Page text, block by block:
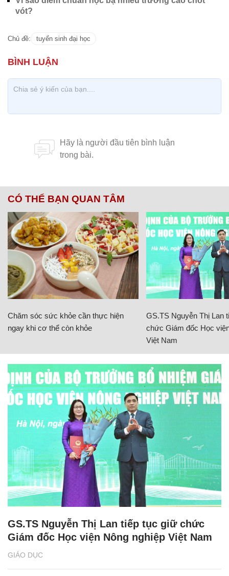
vót?
Chủ đề: tuyển sinh đại học
CÓ THỂ BẠN QUAN TÂM
Chăm sóc sức khỏe cần thực hiện
ngay khi cơ thể còn khỏe
GS.TS Nguyễn Thị Lan
chức Giám đốc Học
Việt Nam
GIÁO DỤC
GS.TS Nguyễn Thị Lan tiếp tục giữ chức
Giám đốc Học viện Nông nghiệp Việt Nam